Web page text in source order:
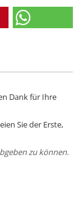
Dank für Ihre
Sie der Erste,
zu können.